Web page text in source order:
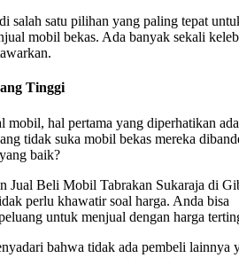
salah satu pilihan yang paling tepat
mobil bekas. Ada banyak sekali
Tinggi
mobil, hal pertama yang diperhatikan
tidak suka mobil bekas mereka
baik?
Jual Beli Mobil Tabrakan Sukaraja di
perlu khawatir soal harga. Anda bisa
untuk menjual dengan harga
bahwa tidak ada pembeli lainnya